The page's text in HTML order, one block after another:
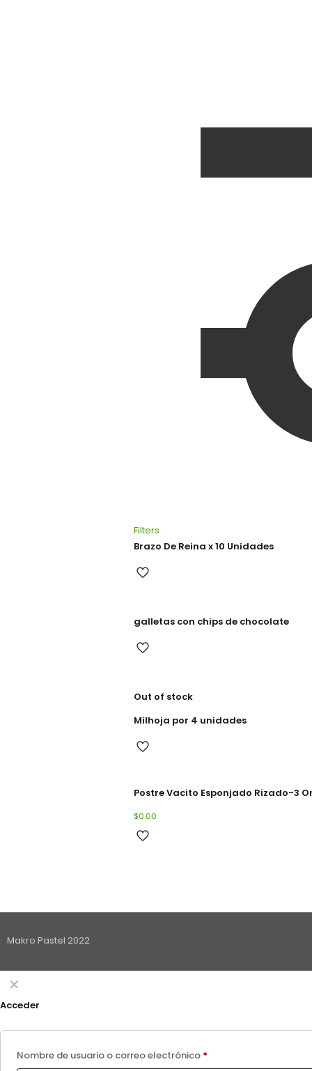
Filters
Brazo De Reina x 10 Unidades
galletas con chips de chocolate
Out of stock
Milhoja por 4 unidades
Postre Vacito Esponjado Rizado-3
$0.00
Makro Pastel 2022
✕
Acceder
Nombre de usuario o correo electrónico *